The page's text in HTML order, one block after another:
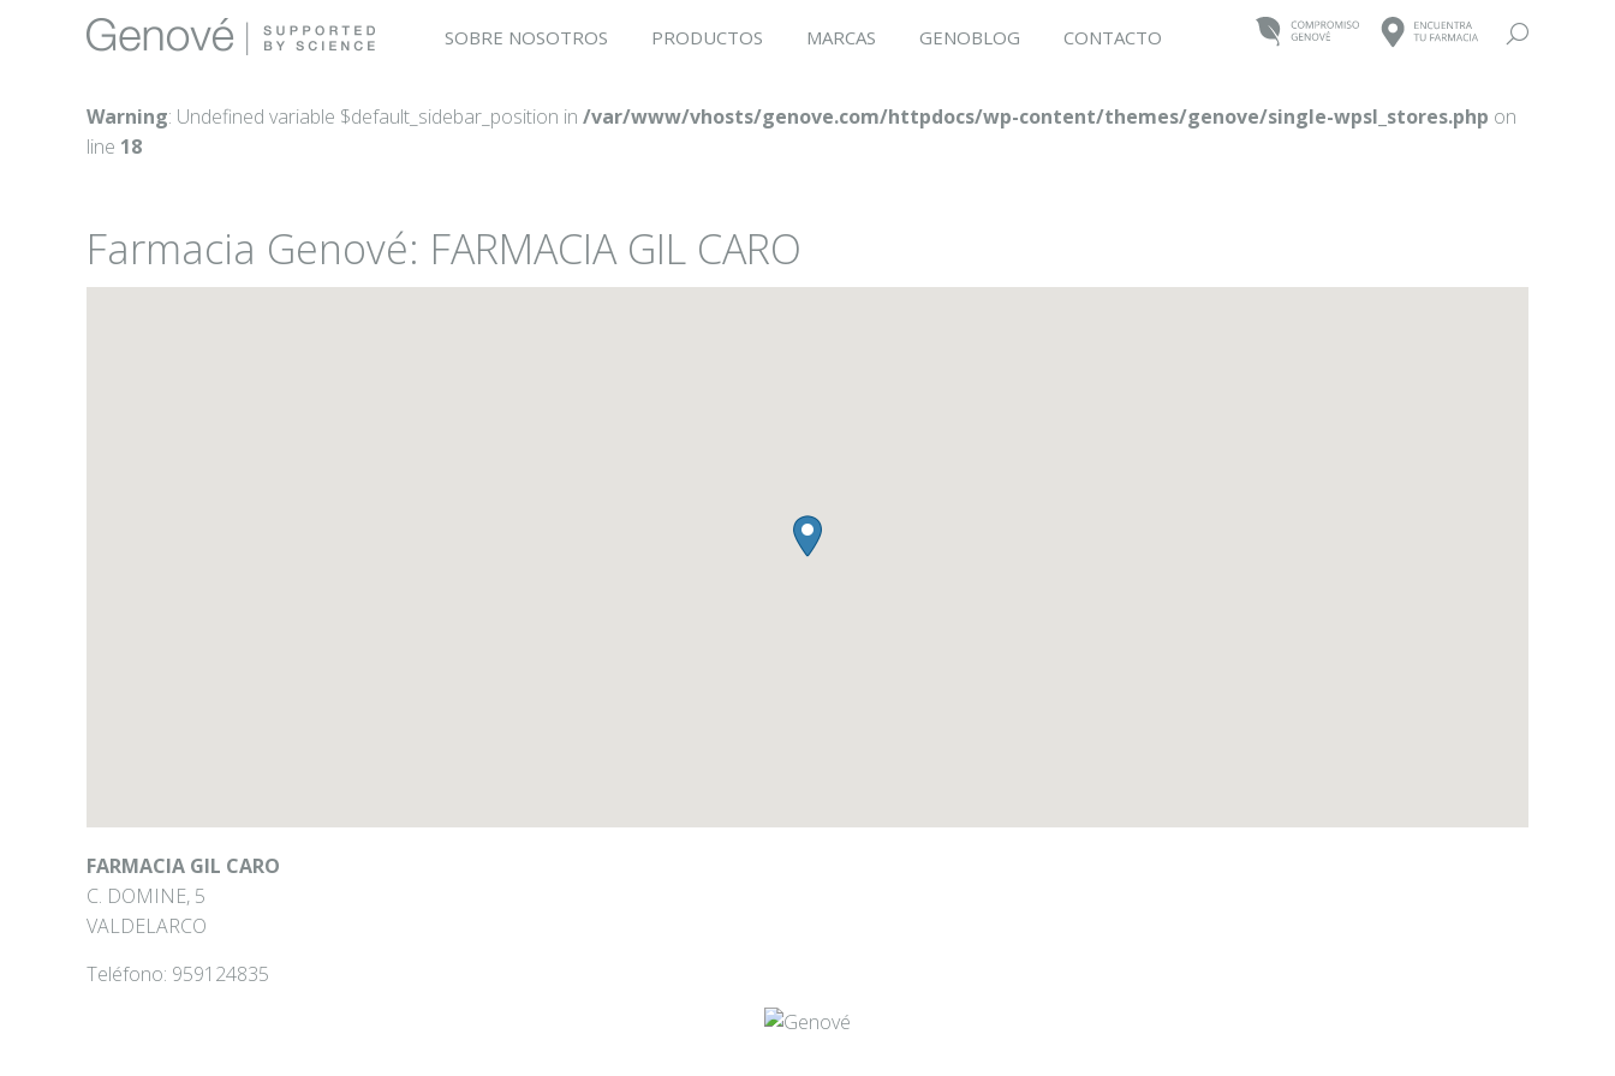
SOBRE NOSOTROS PRODUCTOS MARCAS GENOBLOG CONTACTO Buscar:
Warning: Undefined variable $default_sidebar_position in /var/www/vhosts/genove.com/httpdocs/wp-content/themes/genove/single-wpsl_stores.php on
line 18
Farmacia Genové: FARMACIA GIL CARO
FARMACIA GIL CARO
C. DOMINE, 5
VALDELARCO
Teléfono: 959124835